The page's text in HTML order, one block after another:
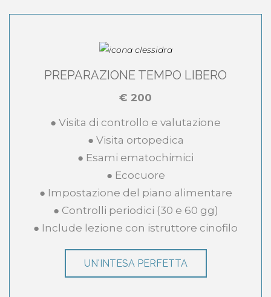
PREPARAZIONE TEMPO LIBERO
€ 200
● Visita di controllo e valutazione
● Visita ortopedica
● Esami ematochimici
● Ecocuore
● Impostazione del piano alimentare
● Controlli periodici (30 e 60 gg)
● Include lezione con istruttore cinofilo
UN'INTESA PERFETTA